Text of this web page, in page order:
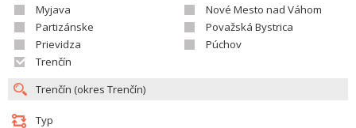
Myjava
Nové Mesto nad Váhom
Partizánske
Považská Bystrica
Prievidza
Púchov
Trenčín
Typ